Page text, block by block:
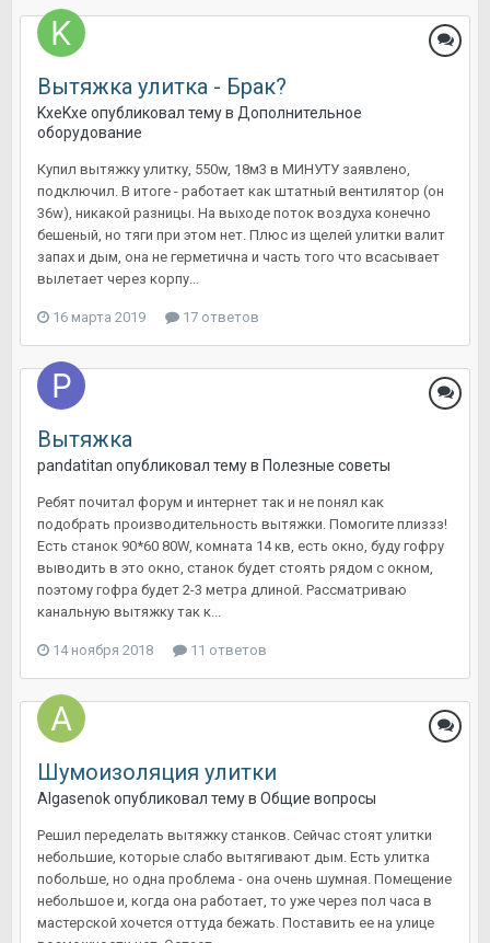
Вытяжка улитка - Брак?
KxeKxe опубликовал тему в Дополнительное
оборудование
Купил вытяжку улитку, 550w, 18м3 в МИНУТУ заявлено,
подключил. В итоге - работает как штатный вентилятор (он
36w), никакой разницы. На выходе поток воздуха конечно
бешеный, но тяги при этом нет. Плюс из щелей улитки валит
запах и дым, она не герметична и часть того что всасывает
вылетает через корпу...
16 марта 2019 17 ответов
Вытяжка
pandatitan опубликовал тему в Полезные советы
Ребят почитал форум и интернет так и не понял как
подобрать производительность вытяжки. Помогите плиззз!
Есть станок 90*60 80W, комната 14 кв, есть окно, буду гофру
выводить в это окно, станок будет стоять рядом с окном,
поэтому гофра будет 2-3 метра длиной. Рассматриваю
канальную вытяжку так к...
14 ноября 2018 11 ответов
Шумоизоляция улитки
Algasenokопубликовал тему в Общие вопросы
Решил переделать вытяжку станков. Сейчас стоят улитки
небольшие, которые слабо вытягивают дым. Есть улитка
побольше, но одна проблема - она очень шумная. Помещение
небольшое и, когда она работает, то уже через пол часа в
мастерской хочется оттуда бежать. Поставить ее на улице